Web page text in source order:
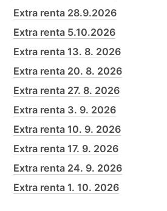
Extra renta 28.9.2026
Extra renta 5.10.2026
Extra renta 13. 8. 2026
Extra renta 20. 8. 2026
Extra renta 27. 8. 2026
Extra renta 3. 9. 2026
Extra renta 10. 9. 2026
Extra renta 17. 9. 2026
Extra renta 24. 9. 2026
Extra renta 1. 10. 2026